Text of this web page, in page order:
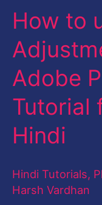
How to
Adobe
Tutorial
Hindi
Hindi Tutorials,
Harsh Vardhan
How
use
Levels
Adjustment
Layer
in
Photoshop
Tutorial